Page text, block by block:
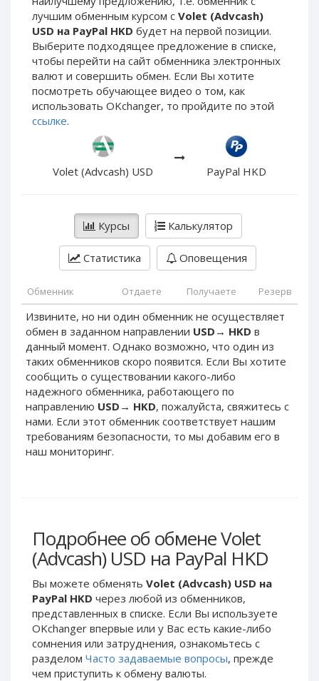
лучшим обменным курсом с Volet (Advcash)
USD на PayPal HKD будет на первой позиции.
Выберите подходящее предложение в списке,
чтобы перейти на сайт обменника электронных
валют и совершить обмен. Если Вы хотите
посмотреть обучающее видео о том, как
использовать OKchanger, то пройдите по этой
ссылке.
Volet (Advcash) USD PayPal HKD
Курсы Калькулятор
Статистика Оповещения
Обменник Отдаете Получаете Резерв
Извините, но ни один обменник не осуществляет
обмен в заданном направлении USD → HKD в
данный момент. Однако возможно, что один из
таких обменников скоро появится. Если Вы хотите
сообщить о существовании какого-либо
надежного обменника, работающего по
направлению USD → HKD, пожалуйста, свяжитесь с
нами. Если этот обменник соответствует нашим
требованиям безопасности, то мы добавим его в
наш мониторинг.
Подробнее об обмене Volet
(Advcash) USD на PayPal HKD
Вы можете обменять Volet (Advcash) USD на
PayPal HKD через любой из обменников,
представленных в списке. Если Вы используете
OKchanger впервые или у Вас есть какие-либо
сомнения или затруднения, ознакомьтесь с
разделом Часто задаваемые вопросы, прежде
чем приступить к обмену валюты.
PayPal EUR
PayPal GBP
PayPal CAD
PayPal AUD
PayPal RUB
PayPal CZK
PayPal HKD
PayPal NZD
PayPal NOK
PayPal PLN
PayPal SEK
PayPal CHF
PayPal MYR
Webmoney WMZ
Webmoney WMR
Webmoney WME
Webmoney WMU
Webmoney WMK
Skril EUR
Skril INR
Skril PLN
Skril GBP
Skril AUD
Skril NOK
Skril SEK
PayPal EUR
PayPal GBP
PayPal CAD
PayPal AUD
PayPal RUB
PayPal DKK
PayPal HKD
PayPal NZD
PayPal NOK
PayPal PLN
PayPal SEK
PayPal CHF
PayPal MYR
Webmoney WMZ
Webmoney WMR
Webmoney WME
Webmoney WMU
Webmoney WMK
Skril EUR
Skril INR
Skril PLN
Skril GBP
Skril AUD
Skril NOK